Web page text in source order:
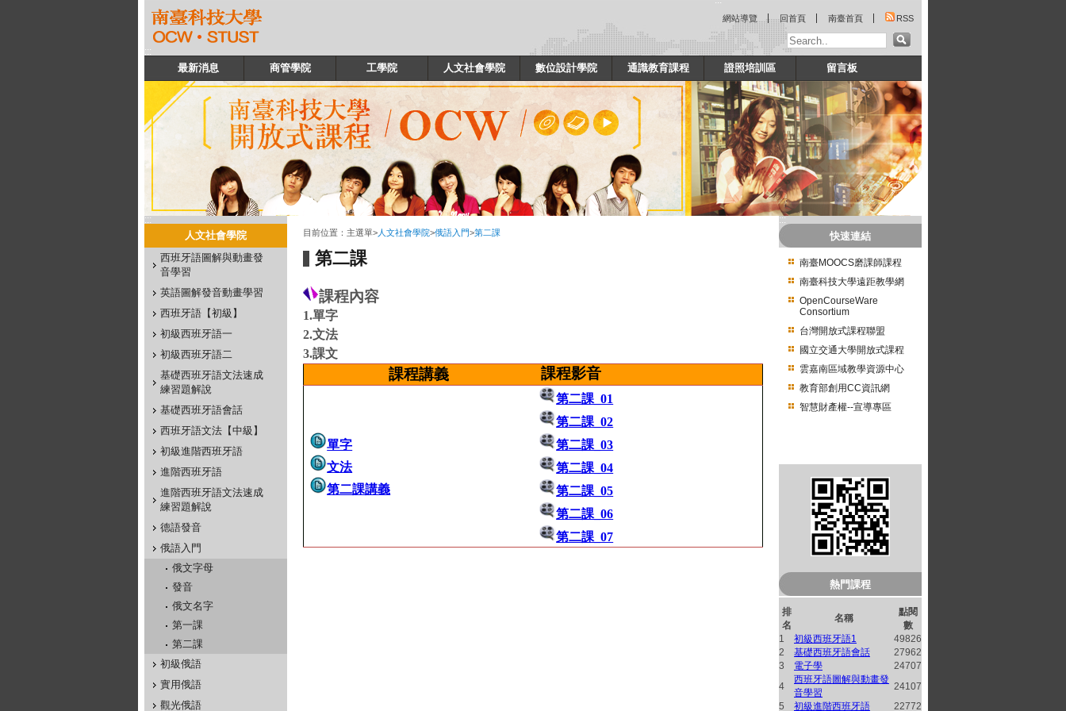
網站導覽 回首頁 南臺首頁 RSS
:::
最新消息 商管學院 工學院 人文社會學院 數位設計學院 通識教育課程 證照培訓區 留言板
:::
人文社會學院
西班牙語圖解與動畫發
音學習
英語圖解發音動畫學習
西班牙語【初級】
初級西班牙語一
初級西班牙語二
基礎西班牙語文法速成
練習題解說
基礎西班牙語會話
西班牙語文法【中級】
初級進階西班牙語
進階西班牙語
進階西班牙語文法速成
練習題解說
德語發音
俄語入門
俄文字母
發音
俄文名字
第一課
第二課
初級俄語
實用俄語
觀光俄語
目前位置： 主選單> 人文社會學院>俄語入門>第二課
第二課
課程內容
1.單字
2.文法
3.課文
課程講義 課程影音
單字
文法
第二課講義
第二課_01
第二課_02
第二課_03
第二課_04
第二課_05
第二課_06
第二課_07
:::
快速連結
南臺MOOCS磨課師課程
南臺科技大學遠距教學網
OpenCourseWare
Consortium
台灣開放式課程聯盟
國立交通大學開放式課程
雲嘉南區域教學資源中心
教育部創用CC資訊網
智慧財產權--宣導專區
熱門課程
排
名
名稱
點閱
數
1
初級西班牙語1
49826
2
基礎西班牙語會話
27962
3
電子學
24707
4
西班牙語圖解與動畫發
音學習
24107
5
初級進階西班牙語 22772